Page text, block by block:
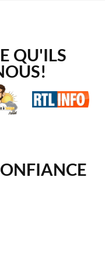
QU'ILS